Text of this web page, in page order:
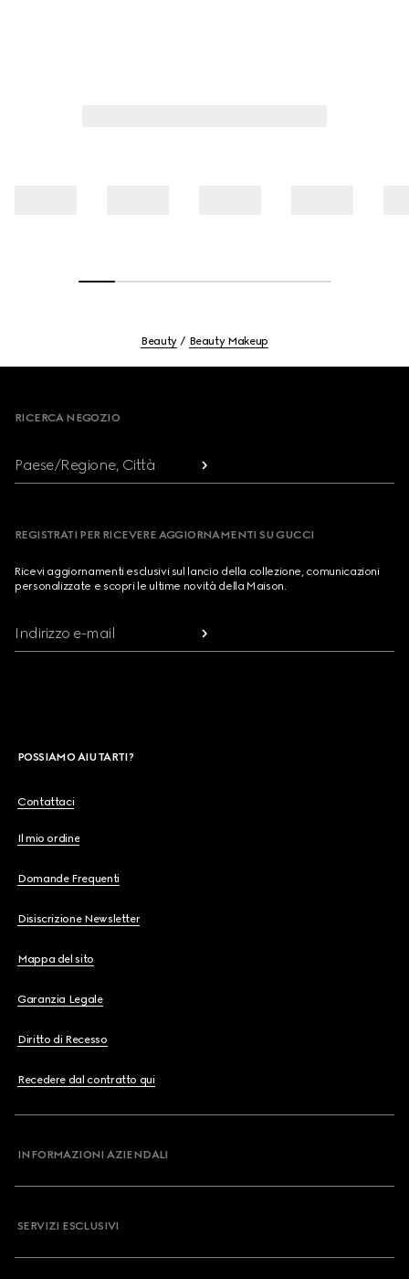
Beauty Beauty Makeup
RICERCA NEGOZIO
Paese/Regione, Città
REGISTRATI PER RICEVERE AGGIORNAMENTI SU GUCCI
Ricevi aggiornamenti esclusivi sul lancio della collezione, comunicazioni
personalizzate e scopri le ultime novità della Maison.
Indirizzo e-mail
POSSIAMO AIUTARTI?
Contattaci
Il mio ordine
Domande Frequenti
Disiscrizione Newsletter
Mappa del sito
Garanzia Legale
Diritto di Recesso
Recedere dal contratto qui
INFORMAZIONI AZIENDALI
SERVIZI ESCLUSIVI